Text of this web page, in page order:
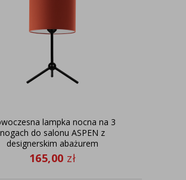
lampka nocna na 3
nogach do salonu ASPEN z
designerskim abażurem
165,00 zł